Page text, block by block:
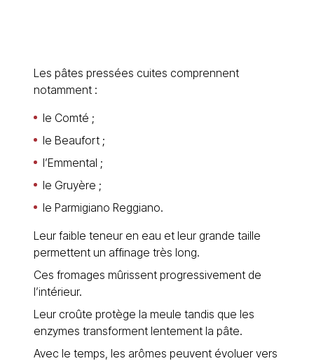
Les pâtes pressées cuites comprennent
notamment :
le Comté ;
le Beaufort ;
l’Emmental ;
le Gruyère ;
le Parmigiano Reggiano.
Leur faible teneur en eau et leur grande taille
permettent un affinage très long.
Ces fromages mûrissent progressivement de
l’intérieur.
Leur croûte protège la meule tandis que les
enzymes transforment lentement la pâte.
Avec le temps, les arômes peuvent évoluer vers